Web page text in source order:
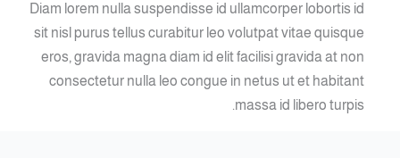
Diam lorem nulla suspendisse id ullamcorper lobortis id
sit nisl purus tellus curabitur leo volutpat vitae quisque
eros, gravida magna diam id elit facilisi gravida at non
consectetur nulla leo congue in netus ut et habitant
massa id libero turpis.